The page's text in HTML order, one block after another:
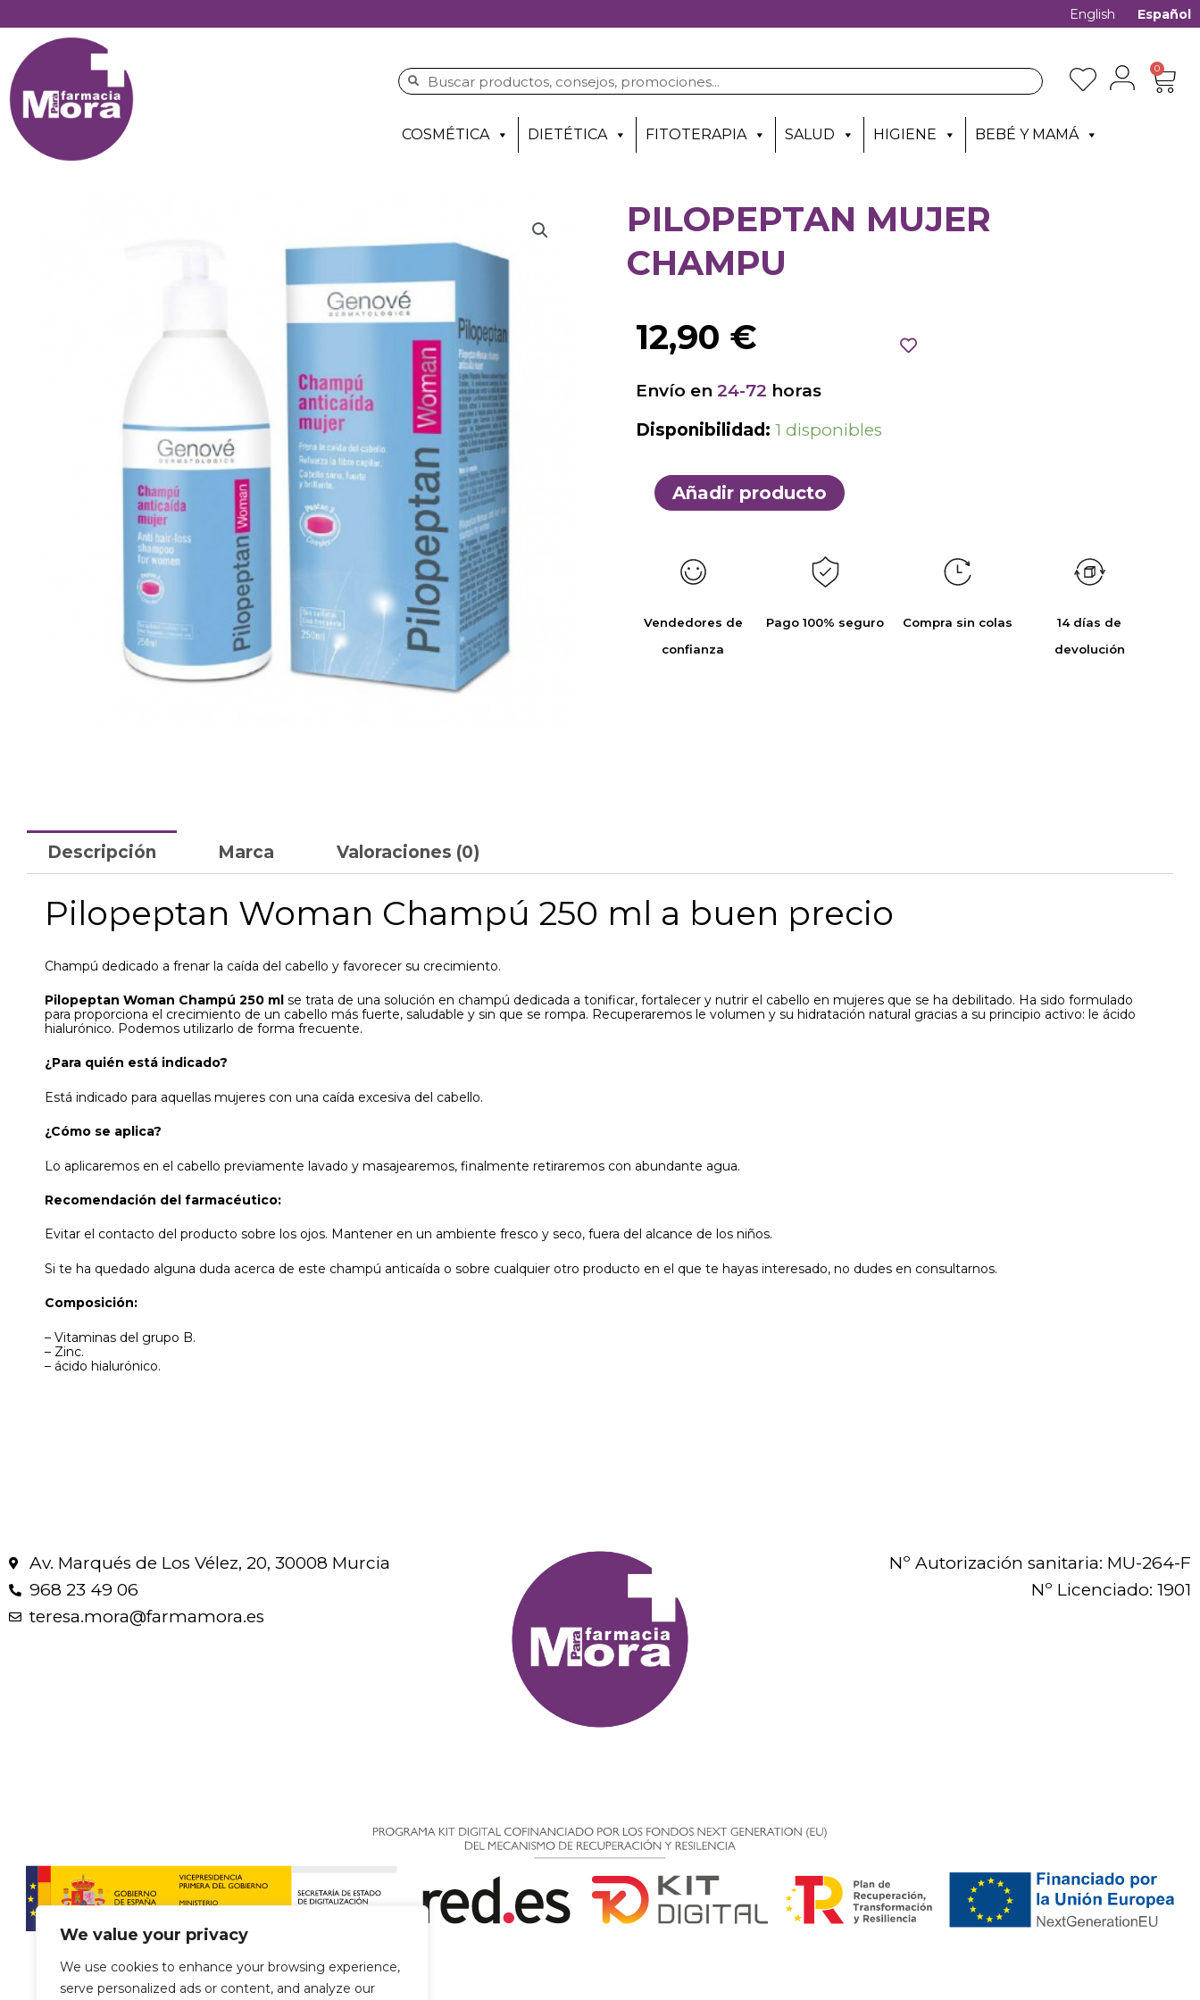
We value your privacy
We use cookies to enhance your browsing experience,
serve personalized ads or content, and analyze our
English Español
0
COSMÉTICA DIETÉTICA FITOTERAPIA SALUD HIGIENE BEBÉ Y MAMÁ
PILOPEPTAN MUJER
CHAMPU
12,90 €
Envío en 24-72 horas
Disponibilidad: 1 disponibles
Añadir producto
Vendedores de
confianza
Pago 100% seguro Compra sin colas
14 días de
devolución
Descripción Marca Valoraciones (0)
Pilopeptan Woman Champú 250 ml a buen precio
Champú dedicado a frenar la caída del cabello y favorecer su crecimiento.
Pilopeptan Woman Champú 250 ml se trata de una solución en champú dedicada a tonificar, fortalecer y nutrir el cabello en mujeres que se ha debilitado. Ha sido formulado
para proporciona el crecimiento de un cabello más fuerte, saludable y sin que se rompa. Recuperaremos le volumen y su hidratación natural gracias a su principio activo: le ácido
hialurónico. Podemos utilizarlo de forma frecuente.
¿Para quién está indicado?
Está indicado para aquellas mujeres con una caída excesiva del cabello.
¿Cómo se aplica?
Lo aplicaremos en el cabello previamente lavado y masajearemos, finalmente retiraremos con abundante agua.
Recomendación del farmacéutico:
Evitar el contacto del producto sobre los ojos. Mantener en un ambiente fresco y seco, fuera del alcance de los niños.
Si te ha quedado alguna duda acerca de este champú anticaída o sobre cualquier otro producto en el que te hayas interesado, no dudes en consultarnos.
Composición:
– Vitaminas del grupo B.
– Zinc.
– ácido hialurónico.
Av. Marqués de Los Vélez, 20, 30008 Murcia
968 23 49 06
teresa.mora@farmamora.es
Nº Autorización sanitaria: MU-264-F
Nº Licenciado: 1901